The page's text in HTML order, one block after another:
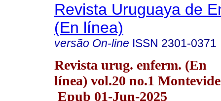
Revista Uruguaya de
(En línea)
versão On-line ISSN 2301-0371
Revista urug. enferm. (En
línea) vol.20 no.1
Epub 01-Jun-2025